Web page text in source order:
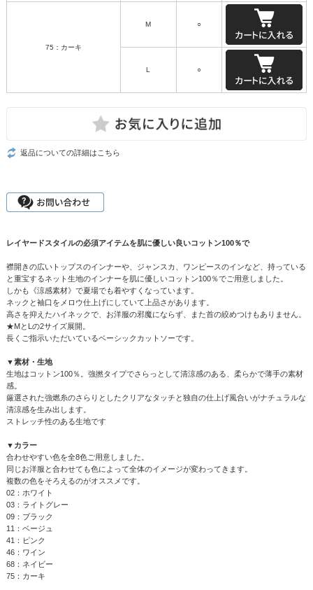
75：カーキ
M ○
L ○
返品についての詳細はこちら
レイヤードスタイルの必須アイテムを肌に優しい良いコットン100％で
襟開きの広いトップスのインナーや、ジャンスカ、ワンピースのインなど、持っている
と重宝するネット生地のインナーを肌に優しいコットン100％でご用意しました。
しかも《涼感素材》で夏場でも着やすくなっています。
ネックと袖口をメロウ仕上げにしていて上品さがあります。
高さを抑えたハイネックで、お洋服の邪魔にならず、また首の絞めつけもありません。
★MとLの2サイズ展開。
長くご指示いただいているベーシックカットソーです。
▼素材・生地
生地はコットン100％。強撚タイプでさらっとして清涼感のある、柔らかで薄手の素材
感。
厳選された強燃糸のさらりとしたクリアなタッチと独自の仕上げ風合いがナチュラルな
清涼感を生み出します。
ストレッチ性のある生地です
▼カラー
合わせやすい色を全8色ご用意しました。
同じお洋服と合わせても色によって全体のイメージが変わってきます。
複数の色をそろえるのがオススメです。
02：ホワイト
03：ライトグレー
09：ブラック
11：ベージュ
41：ピンク
46：ワイン
68：ネイビー
75：カーキ